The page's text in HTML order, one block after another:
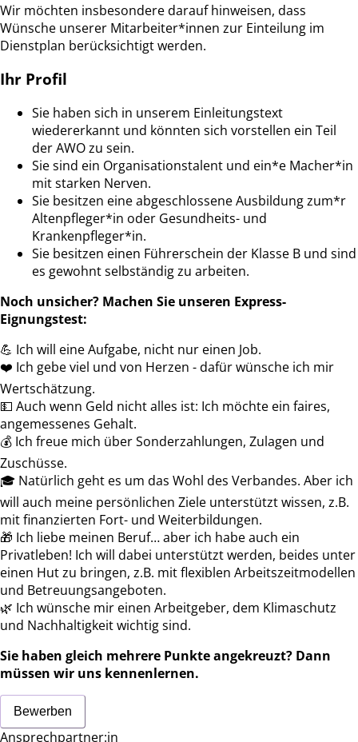
Wir möchten insbesondere darauf hinweisen, dass
Wünsche unserer Mitarbeiter*innen zur Einteilung im
Dienstplan berücksichtigt werden.
Ihr Profil
Sie haben sich in unserem Einleitungstext
wiedererkannt und könnten sich vorstellen ein Teil
der AWO zu sein.
Sie sind ein Organisationstalent und ein*e Macher*in
mit starken Nerven.
Sie besitzen eine abgeschlossene Ausbildung zum*r
Altenpfleger*in oder Gesundheits- und
Krankenpfleger*in.
Sie besitzen einen Führerschein der Klasse B und sind
es gewohnt selbständig zu arbeiten.
Noch unsicher? Machen Sie unseren Express-
Eignungstest:
💪 Ich will eine Aufgabe, nicht nur einen Job.
❤️ Ich gebe viel und von Herzen - dafür wünsche ich mir
Wertschätzung.
💵 Auch wenn Geld nicht alles ist: Ich möchte ein faires,
angemessenes Gehalt.
💰 Ich freue mich über Sonderzahlungen, Zulagen und
Zuschüsse.
🎓 Natürlich geht es um das Wohl des Verbandes. Aber ich
will auch meine persönlichen Ziele unterstützt wissen, z.B.
mit finanzierten Fort- und Weiterbildungen.
🎁 Ich liebe meinen Beruf… aber ich habe auch ein
Privatleben! Ich will dabei unterstützt werden, beides unter
einen Hut zu bringen, z.B. mit flexiblen Arbeitszeitmodellen
und Betreuungsangeboten.
🌿 Ich wünsche mir einen Arbeitgeber, dem Klimaschutz
und Nachhaltigkeit wichtig sind.
Sie haben gleich mehrere Punkte angekreuzt? Dann
müssen wir uns kennenlernen.
Bewerben
Ansprechpartner:in